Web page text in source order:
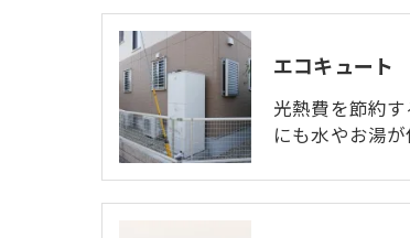
エコキュート
光熱費を節約
にも水やお湯